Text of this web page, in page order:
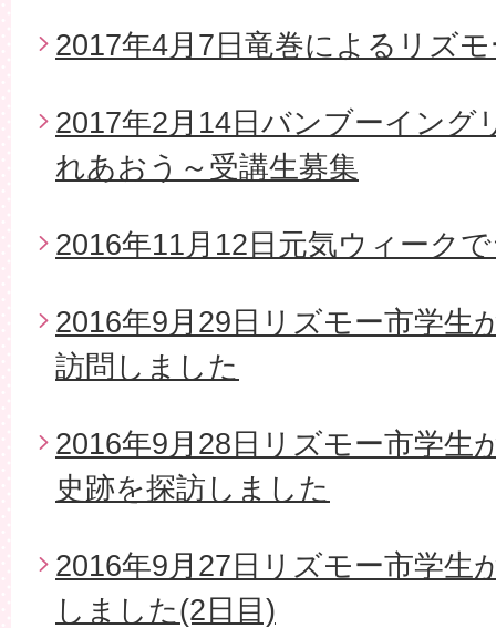
2017年4月7日竜巻によるリズ
2017年2月14日バンブーイング
れあおう～受講生募集
2016年11月12日元気ウィーク
2016年9月29日リズモー市学生
訪問しました
2016年9月28日リズモー市学生
史跡を探訪しました
2016年9月27日リズモー市学生
しました(2日目)